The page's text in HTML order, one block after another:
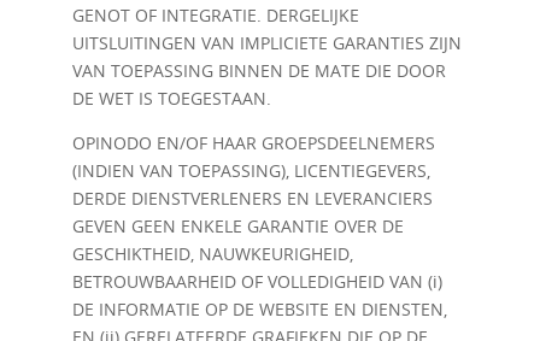
GENOT OF INTEGRATIE. DERGELIJKE
UITSLUITINGEN VAN IMPLICIETE GARANTIES ZIJN
VAN TOEPASSING BINNEN DE MATE DIE DOOR
DE WET IS TOEGESTAAN.
OPINODO EN/OF HAAR GROEPSDEELNEMERS
(INDIEN VAN TOEPASSING), LICENTIEGEVERS,
DERDE DIENSTVERLENERS EN LEVERANCIERS
GEVEN GEEN ENKELE GARANTIE OVER DE
GESCHIKTHEID, NAUWKEURIGHEID,
BETROUWBAARHEID OF VOLLEDIGHEID VAN (i)
DE INFORMATIE OP DE WEBSITE EN DIENSTEN,